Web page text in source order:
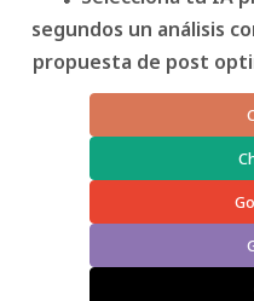
segundos un análisis
propuesta de post